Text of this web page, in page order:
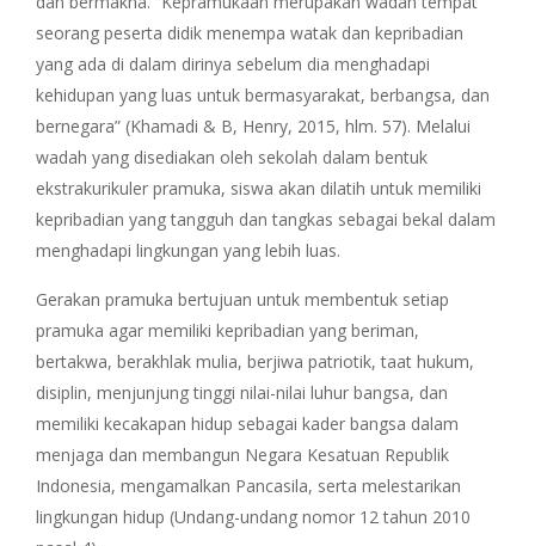
seorang peserta didik menempa watak dan kepribadian
yang ada di dalam dirinya sebelum dia menghadapi
kehidupan yang luas untuk bermasyarakat, berbangsa, dan
bernegara” (Khamadi & B, Henry, 2015, hlm. 57). Melalui
wadah yang disediakan oleh sekolah dalam bentuk
ekstrakurikuler pramuka, siswa akan dilatih untuk memiliki
kepribadian yang tangguh dan tangkas sebagai bekal dalam
menghadapi lingkungan yang lebih luas.
Gerakan pramuka bertujuan untuk membentuk setiap
pramuka agar memiliki kepribadian yang beriman,
bertakwa, berakhlak mulia, berjiwa patriotik, taat hukum,
disiplin, menjunjung tinggi nilai-nilai luhur bangsa, dan
memiliki kecakapan hidup sebagai kader bangsa dalam
menjaga dan membangun Negara Kesatuan Republik
Indonesia, mengamalkan Pancasila, serta melestarikan
lingkungan hidup (Undang-undang nomor 12 tahun 2010